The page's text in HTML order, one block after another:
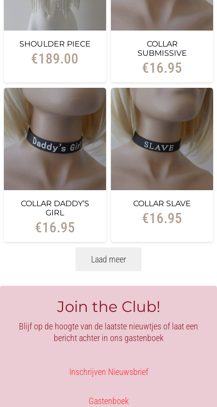
SHOULDER PIECE
€189.00
COLLAR
SUBMISSIVE
€16.95
COLLAR DADDY’S
GIRL
€16.95
COLLAR SLAVE
€16.95
Laad meer
Join the Club!
Blijf op de hoogte van de laatste nieuwtjes of laat een
bericht achter in ons gastenboek
Inschrijven Nieuwsbrief
Gastenboek